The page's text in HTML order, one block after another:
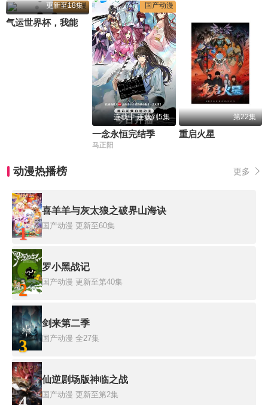
国产动漫
更新至18集
气运世界杯，我能复制所有球星技能
国产动漫
连载中 连载到5集
一念永恒完结季
马正阳
第22集
重启火星
动漫热播榜 更多
1
喜羊羊与灰太狼之破界山海诀
国产动漫 更新至60集
2
罗小黑战记
国产动漫 更新至第40集
3
剑来第二季
国产动漫 全27集
仙逆剧场版神临之战
国产动漫 更新至第2集